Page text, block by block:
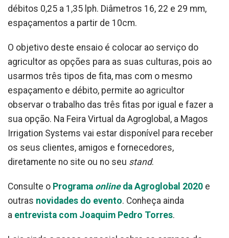
débitos 0,25 a 1,35 lph. Diâmetros 16, 22 e 29 mm,
espaçamentos a partir de 10cm.
O objetivo deste ensaio é colocar ao serviço do
agricultor as opções para as suas culturas, pois ao
usarmos três tipos de fita, mas com o mesmo
espaçamento e débito, permite ao agricultor
observar o trabalho das três fitas por igual e fazer a
sua opção. Na Feira Virtual da Agroglobal, a Magos
Irrigation Systems vai estar disponível para receber
os seus clientes, amigos e fornecedores,
diretamente no site ou no seu stand.
Consulte o Programa online da Agroglobal 2020 e
outras novidades do evento. Conheça ainda
a entrevista com Joaquim Pedro Torres.